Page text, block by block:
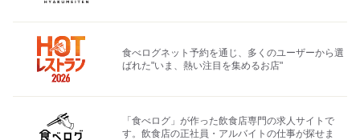
食べログネット予約を通じ、多くのユーザーから選
ばれた"いま、熱い注目を集めるお店"
「食べログ」が作った飲食店専門の求人サイトで
す。飲食店の正社員・アルバイトの仕事が探せま